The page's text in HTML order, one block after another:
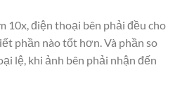
10x, điện thoại bên phải đều cho
phần nào tốt hơn. Và phần so
lệ, khi ảnh bên phải nhận đến